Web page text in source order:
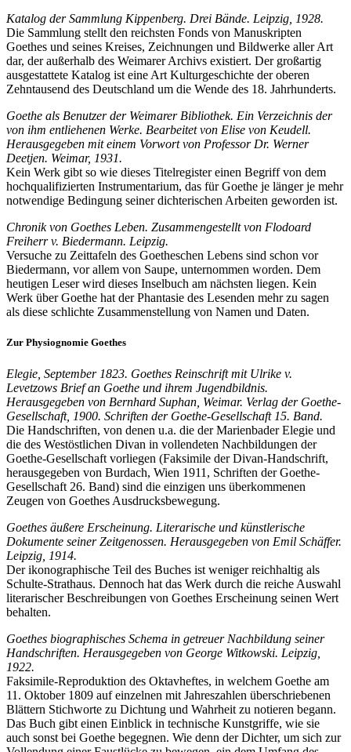
Katalog der Sammlung Kippenberg. Drei Bände. Leipzig, 1928.
Die Sammlung stellt den reichsten Fonds von Manuskripten
Goethes und seines Kreises, Zeichnungen und Bildwerke aller Art
dar, der außerhalb des Weimarer Archivs existiert. Der großartig
ausgestattete Katalog ist eine Art Kulturgeschichte der oberen
Zehntausend des Deutschland um die Wende des 18. Jahrhunderts.
Goethe als Benutzer der Weimarer Bibliothek. Ein Verzeichnis der
von ihm entliehenen Werke. Bearbeitet von Elise von Keudell.
Herausgegeben mit einem Vorwort von Professor Dr. Werner
Deetjen. Weimar, 1931.
Kein Werk gibt so wie dieses Titelregister einen Begriff von dem
hochqualifizierten Instrumentarium, das für Goethe je länger je mehr
notwendige Bedingung seiner dichterischen Arbeiten geworden ist.
Chronik von Goethes Leben. Zusammengestellt von Flodoard
Freiherr v. Biedermann. Leipzig.
Versuche zu Zeittafeln des Goetheschen Lebens sind schon vor
Biedermann, vor allem von Saupe, unternommen worden. Dem
heutigen Leser wird dieses Inselbuch am nächsten liegen. Kein
Werk über Goethe hat der Phantasie des Lesenden mehr zu sagen
als diese schlichte Zusammenstellung von Namen und Daten.
Zur Physiognomie Goethes
Elegie, September 1823. Goethes Reinschrift mit Ulrike v.
Levetzows Brief an Goethe und ihrem Jugendbildnis.
Herausgegeben von Bernhard Suphan, Weimar. Verlag der Goethe-
Gesellschaft, 1900. Schriften der Goethe-Gesellschaft 15. Band.
Die Handschriften, von denen u.a. die der Marienbader Elegie und
die des Westöstlichen Divan in vollendeten Nachbildungen der
Goethe-Gesellschaft vorliegen (Faksimile der Divan-Handschrift,
herausgegeben von Burdach, Wien 1911, Schriften der Goethe-
Gesellschaft 26. Band) sind die einzigen uns überkommenen
Zeugen von Goethes Ausdrucksbewegung.
Goethes äußere Erscheinung. Literarische und künstlerische
Dokumente seiner Zeitgenossen. Herausgegeben von Emil Schäffer.
Leipzig, 1914.
Der ikonographische Teil des Buches ist weniger reichhaltig als
Schulte-Strathaus. Dennoch hat das Werk durch die reiche Auswahl
literarischer Beschreibungen von Goethes Erscheinung seinen Wert
behalten.
Goethes biographisches Schema in getreuer Nachbildung seiner
Handschriften. Herausgegeben von George Witkowski. Leipzig,
1922.
Faksimile-Reproduktion des Oktavheftes, in welchem Goethe am
11. Oktober 1809 auf einzelnen mit Jahreszahlen überschriebenen
Blättern Stichworte zu Dichtung und Wahrheit zu notieren begann.
Das Buch gibt einen Einblick in technische Kunstgriffe, wie sie
auch sonst bei Goethe begegnen. Wie denn der Dichter, um sich zur